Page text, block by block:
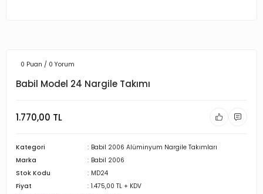
0 Puan / 0 Yorum
Babil Model 24 Nargile Takımı
1.770,00 TL
Kategori
Babil 2006 Alüminyum Nargile Takımları
Marka
Babil 2006
Stok Kodu
MD24
Fiyat
1.475,00 TL + KDV